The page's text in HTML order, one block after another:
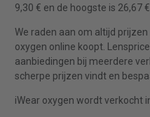
9,30 € en de hoogste is 26,67
We raden aan om altijd
oxygen online koopt.
aanbiedingen bij meerdere
scherpe prijzen vindt en
iWear oxygen wordt verkocht